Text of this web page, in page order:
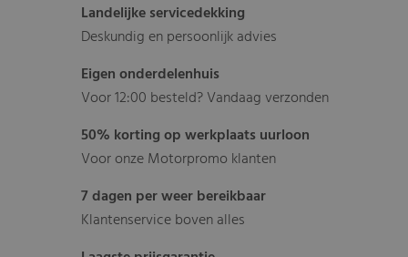
Landelijke servicedekking
Deskundig en persoonlijk advies
Eigen onderdelenhuis
Voor 12:00 besteld? Vandaag verzonden
50% korting op werkplaats uurloon
Voor onze Motorpromo klanten
7 dagen per weer bereikbaar
Klantenservice boven alles